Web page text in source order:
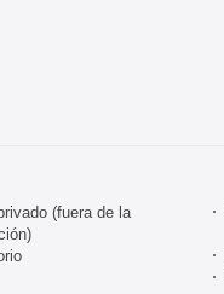
(fuera de la